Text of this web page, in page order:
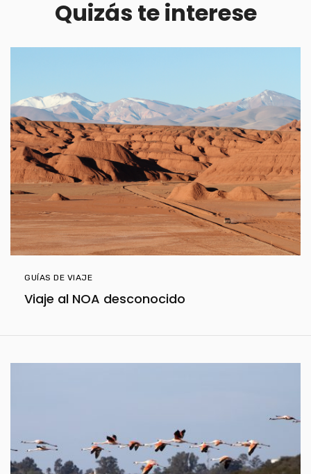
Quizás te interese
GUÍAS DE VIAJE
Viaje al NOA desconocido